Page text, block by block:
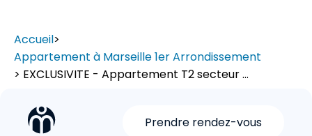
Accueil>
Appartement à Marseille 1er Arrondissement
> EXCLUSIVITE - Appartement T2 secteur ...
Prendre rendez-vous